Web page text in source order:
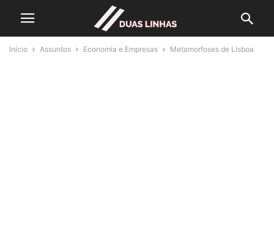
Início Assuntos Economia e Empresas Metamorfoses de Lisboa